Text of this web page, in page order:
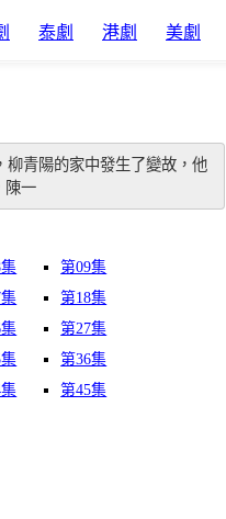
泰劇 港劇 美劇
青陽的家中發生了變故，他
陳一
第09集
第18集
第27集
第36集
第45集